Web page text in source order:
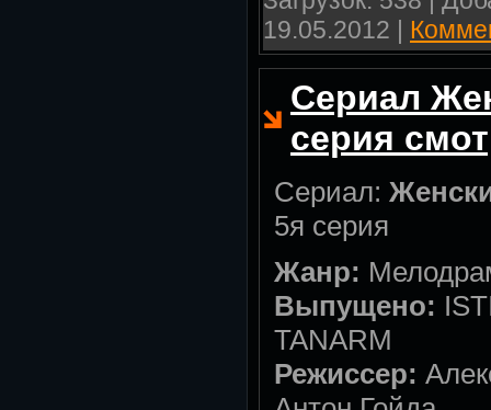
19.05.2012 |
Сериал
серия
Сериал:
5я серия
Жанр:
Выпущено:
TANARM
Режиссер: